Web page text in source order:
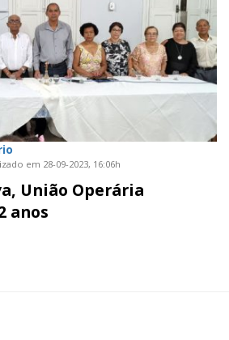
em 28-09-2023, 16:06h
União Operária
anos